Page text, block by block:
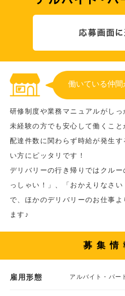
働いている仲
研修制度や業務マニュアルがし
未経験の方でも安心して働くこと
配達件数に関わらず時給が発生
い方にピッタリです！
デリバリーの行き帰りではクル
っしゃい！」、「おかえりなさ
で、ほかのデリバリーのお仕事
ます♪
募集情
雇用形態 アルバイト・パー